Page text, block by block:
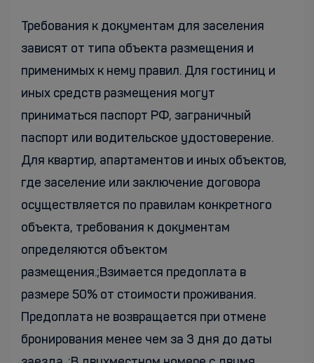
Требования к документам для заселения
зависят от типа объекта размещения и
применимых к нему правил. Для гостиниц и
иных средств размещения могут
приниматься паспорт РФ, заграничный
паспорт или водительское удостоверение.
Для квартир, апартаментов и иных объектов,
где заселение или заключение договора
осуществляется по правилам конкретного
объекта, требования к документам
определяются объектом
размещения.;Взимается предоплата в
размере 50% от стоимости проживания.
Предоплата не возвращается при отмене
бронирования менее чем за 3 дня до даты